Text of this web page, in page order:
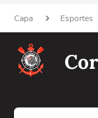
Capa Esportes